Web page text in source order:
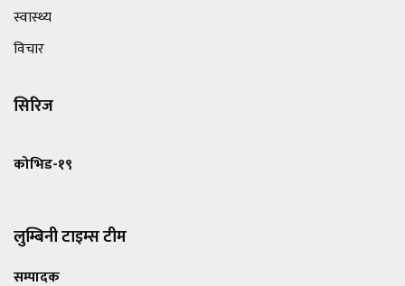
स्वास्थ्य
विचार
सिरिज
कोभिड-१९
लुम्बिनी टाइम्स टीम
सम्पादक